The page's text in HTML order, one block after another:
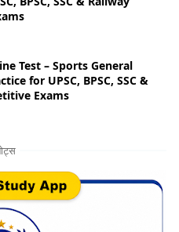
Test – Sports General
for UPSC, BPSC, SSC &
Exams